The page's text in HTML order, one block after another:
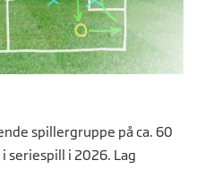
spillergruppe på ca. 60
seriespill i 2026. Lag